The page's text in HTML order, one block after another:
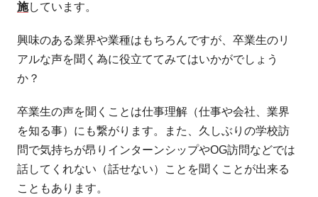
施しています。
興味のある業界や業種はもちろんですが、卒業生のリ
アルな声を聞く為に役立ててみてはいかがでしょう
か？
卒業生の声を聞くことは仕事理解（仕事や会社、業界
を知る事）にも繋がります。また、久しぶりの学校訪
問で気持ちが昂りインターンシップやOG訪問などでは
話してくれない（話せない）ことを聞くことが出来る
こともあります。